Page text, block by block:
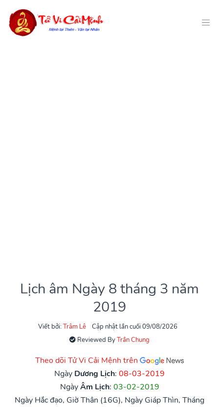
Lịch âm Ngày 8 tháng 3 năm
2019
Viết bởi: Trâm Lê
Cập nhật lần cuối 09/08/2026
Reviewed ByTrần Chung
Theo dõi Tử Vi Cải Mệnh trên
Ngày Dương Lịch: 08-03-2019
NgàyÂm Lịch: 03-02-2019
Ngày Hắc đạo, Giờ Thân (16G), Ngày Giáp Thìn, Tháng